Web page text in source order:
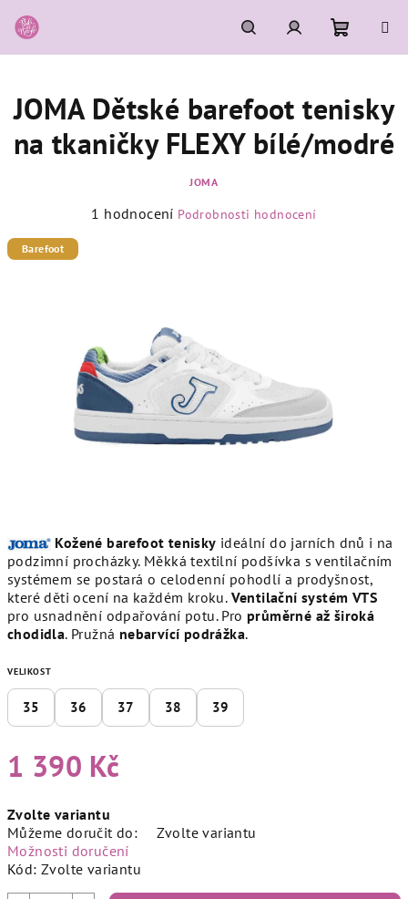
na
obsah
HledatPřihlášeníNákupní
košík
Kožené barefoot tenisky ideální do jarních dnů i na
podzimní procházky. Měkká textilní podšívka s ventilačním
systémem se postará o celodenní pohodlí a prodyšnost,
které děti ocení na každém kroku. Ventilační systém VTS
pro usnadnění odpařování potu. Pro průměrné až široká
chodidla. Pružná nebarvící podrážka.
VELIKOST
35 36 37 38 39
1 390 Kč
cena:
Zvolte variantu
Můžeme doručit do:
Zvolte variantu
Možnosti doručení
Kód: Zvolte variantu
JOMA Dětské barefoot tenisky
na tkaničky FLEXY bílé/modré
JOMA
Průměrné
hvězdiček.
1 hodnocení Podrobnosti hodnocení
Barefoot